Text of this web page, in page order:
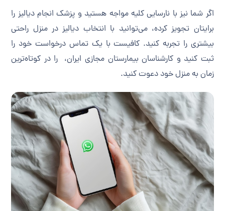
اگر شما نیز با نارسایی کلیه مواجه هستید و پزشک انجام دیالیز را
برایتان تجویز کرده، می‌توانید با انتخاب دیالیز در منزل راحتی
بیشتری را تجربه کنید. کافیست با یک تماس درخواست خود را
ثبت کنید و کارشناسان بیمارستان مجازی ایران، را در کوتاه‌ترین
زمان به منزل خود دعوت کنید.